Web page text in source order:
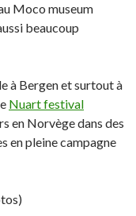
Moco museum
beaucoup
à Bergen et surtout à
Nuart festival
en Norvège dans des
en pleine campagne